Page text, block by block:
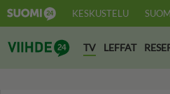
KESKUSTELU
Suomi24 Viihde
TV LEFFAT